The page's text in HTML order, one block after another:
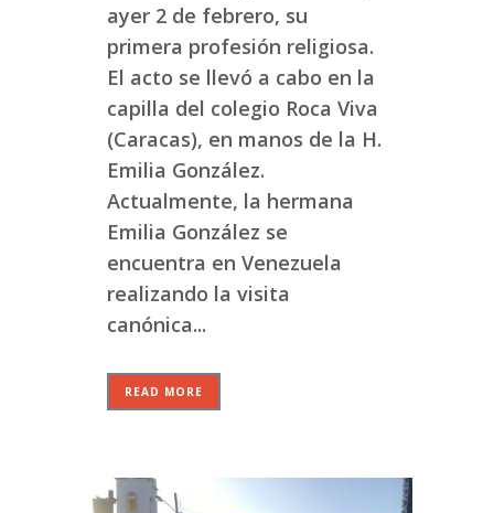
ayer 2 de febrero, su
primera profesión religiosa.
El acto se llevó a cabo en la
capilla del colegio Roca Viva
(Caracas), en manos de la H.
Emilia González.
Actualmente, la hermana
Emilia González se
encuentra en Venezuela
realizando la visita
canónica...
READ MORE